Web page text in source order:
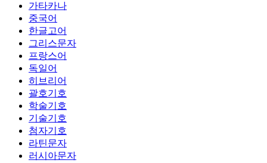
가타카나
중국어
한글고어
그리스문자
프랑스어
독일어
히브리어
괄호기호
학술기호
기술기호
첨자기호
라틴문자
러시아문자